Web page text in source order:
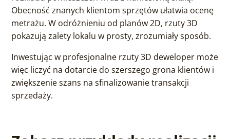
Obecność znanych klientom sprzętów ułatwia ocenę
metrażu. W odróżnieniu od planów 2D, rzuty 3D
pokazują zalety lokalu w prosty, zrozumiały sposób.
Inwestując w profesjonalne rzuty 3D deweloper może
więc liczyć na dotarcie do szerszego grona klientów i
zwiększenie szans na sfinalizowanie transakcji
sprzedaży.